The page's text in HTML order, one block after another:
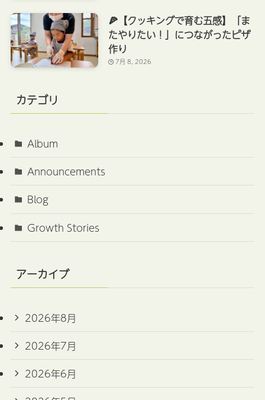
🍕【クッキングで育む五感】「ま
たやりたい！」につながったピザ
作り
7月 8, 2026
カテゴリ
Album
Announcements
Blog
Growth Stories
アーカイブ
2026年8月
2026年7月
2026年6月